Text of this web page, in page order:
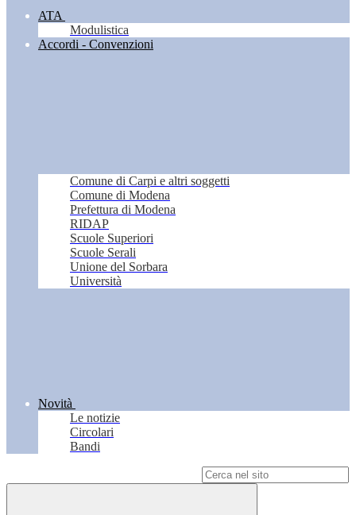
ATA
Modulistica
Accordi - Convenzioni
Comune di Carpi e altri soggetti
Comune di Modena
Prefettura di Modena
RIDAP
Scuole Superiori
Scuole Serali
Unione del Sorbara
Università
Novità
Le notizie
Circolari
Bandi